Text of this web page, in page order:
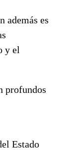
además es
y el
profundos
Estado